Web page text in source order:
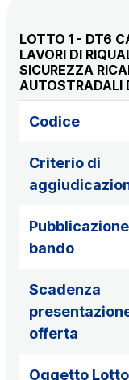
LOTTO 1 - DT6
LAVORI DI
SICUREZZA
AUTOSTRADALI
Codice
Criterio di
Pubblicazione
bando
Scadenza
offerta
Oggetto Lotto